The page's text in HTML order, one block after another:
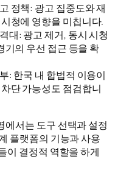
정책: 광고 집중도와 재
청에 영향을 미칩니다.
대: 광고 제거, 동시 시청
기의 우선 접근 등을 확
: 한국 내 합법적 이용이
단 가능성도 점검합니
에서는 도구 선택과 설정
플랫폼의 기능과 사용
이 결정적 역할을 하게